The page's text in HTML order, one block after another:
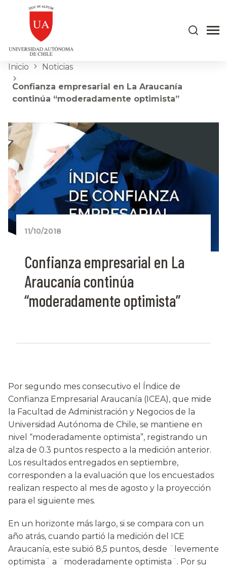
Inicio Noticias
Confianza empresarial en La Araucanía
continúa “moderadamente optimista”
11/10/2018
Confianza empresarial en La
Araucanía continúa
“moderadamente optimista”
Por segundo mes consecutivo el Índice de
Confianza Empresarial Araucanía (ICEA), que mide
la Facultad de Administración y Negocios de la
Universidad Autónoma de Chile, se mantiene en
nivel “moderadamente optimista”, registrando un
alza de 0.3 puntos respecto a la medición anterior.
Los resultados entregados en septiembre,
corresponden a la evaluación que los encuestados
realizan respecto al mes de agosto y la proyección
para el siguiente mes.
En un horizonte más largo, si se compara con un
año atrás, cuando partió la medición del ICE
Araucanía, este subió 8,5 puntos, desde ¨levemente
optimista¨ a ¨moderadamente optimista¨. Por su